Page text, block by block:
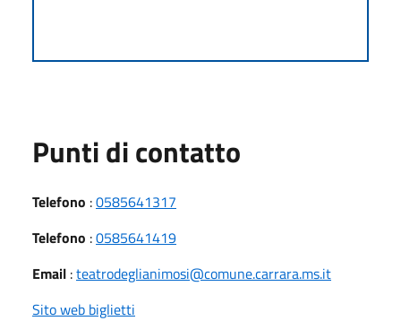
Punti di contatto
Telefono :0585641317
Telefono :0585641419
Email :teatrodeglianimosi@comune.carrara.ms.it
Sito web biglietti